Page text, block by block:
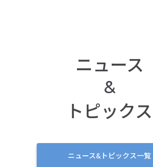
ニュース
&
トピックス
ニュース&トピックス一覧